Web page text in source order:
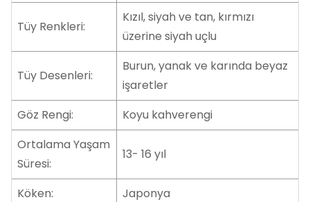
Tüy Renkleri:
Kızıl, siyah ve tan, kırmızı
üzerine siyah uçlu
Tüy Desenleri:
Burun, yanak ve karında beyaz
işaretler
Göz Rengi:
Koyu kahverengi
Ortalama Yaşam
Süresi:
13- 16 yıl
Köken:
Japonya